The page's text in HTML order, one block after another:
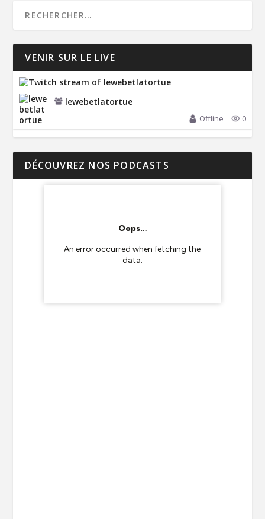
VENIR SUR LE LIVE
lewebetlatortue
Offline 0
DÉCOUVREZ NOS PODCASTS